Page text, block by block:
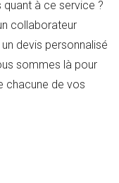
quant à ce service ?
collaborateur
devis personnalisé
sommes là pour
chacune de vos